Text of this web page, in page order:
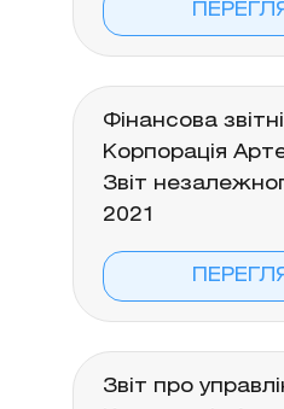
Фінансова
Корпорація
Звіт
2021
Звіт про